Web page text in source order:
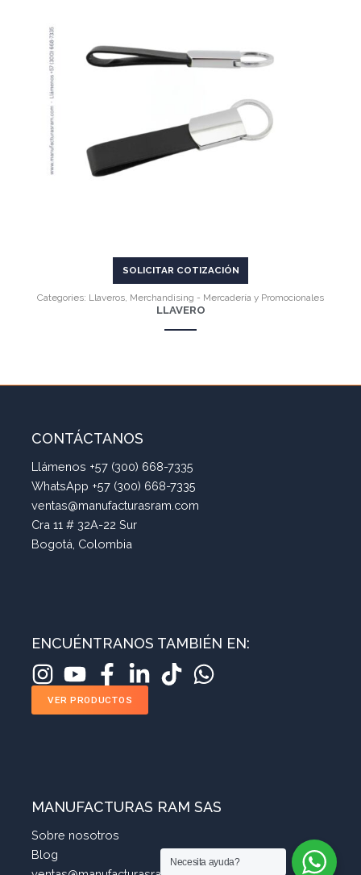
SOLICITAR COTIZACIÓN
Categories: Llaveros, Merchandising - Mercadería y Promocionales
LLAVERO
CONTÁCTANOS
Llámenos +57 (300) 668-7335
WhatsApp +57 (300) 668-7335
ventas@manufacturasram.com
Cra 11 # 32A-22 Sur
Bogotá, Colombia
ENCUÉNTRANOS TAMBIÉN EN:
VER PRODUCTOS
MANUFACTURAS RAM SAS
Sobre nosotros
Blog
Necesita ayuda?